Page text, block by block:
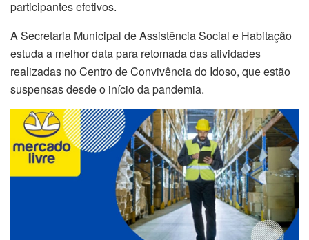
participantes efetivos.
A Secretaria Municipal de Assistência Social e Habitação
estuda a melhor data para retomada das atividades
realizadas no Centro de Convivência do Idoso, que estão
suspensas desde o início da pandemia.